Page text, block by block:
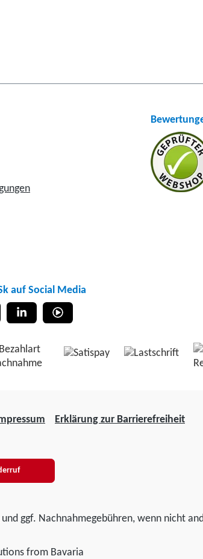
auf Social Media
Erklärung zur Barrierefreiheit
und ggf. Nachnahmegebühren, wenn nicht
from Bavaria